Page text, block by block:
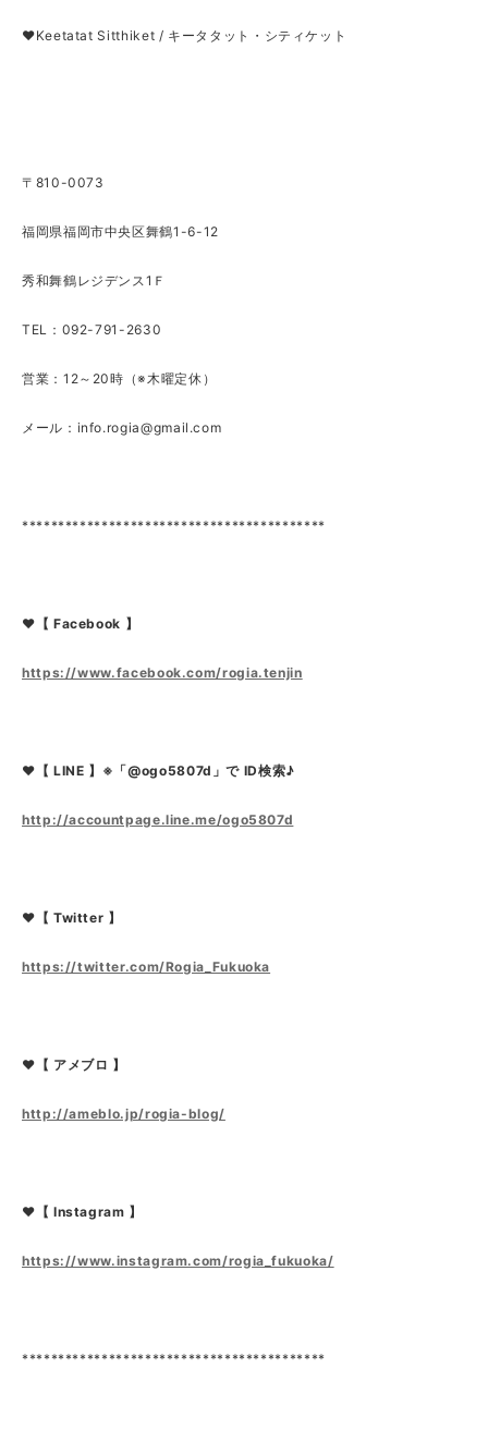
❤Keetatat Sitthiket / キータタット・シティケット
〒810-0073
福岡県福岡市中央区舞鶴1-6-12
秀和舞鶴レジデンス1Ｆ
TEL：092-791-2630
営業：12～20時（※木曜定休）
メール： info.rogia@gmail.com
******************************************
❤【 Facebook 】
https://www.facebook.com/rogia.tenjin
❤【 LINE 】※「@ogo5807d」で ID検索♪
http://accountpage.line.me/ogo5807d
❤【 Twitter 】
https://twitter.com/Rogia_Fukuoka
❤【 アメブロ 】
http://ameblo.jp/rogia-blog/
❤【 Instagram 】
https://www.instagram.com/rogia_fukuoka/
******************************************